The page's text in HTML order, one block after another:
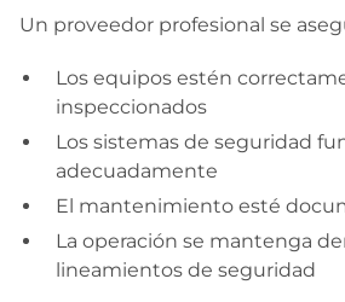
Un proveedor profesional se
Los equipos estén
inspeccionados
Los sistemas de seguridad
adecuadamente
El mantenimiento esté
La operación se mantenga
lineamientos de seguridad